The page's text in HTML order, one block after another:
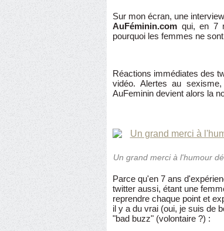
Sur mon écran, une
AuFéminin.com qui, en 7
pourquoi les femmes ne
Réactions immédiates des
vidéo. Alertes au
AuFeminin devient alors la
Un grand merci à l'humour
Parce qu'en 7 ans
twitter aussi, étant une
reprendre chaque point et
il y a du vrai (oui, je suis de
"bad buzz" (volontaire ?) :